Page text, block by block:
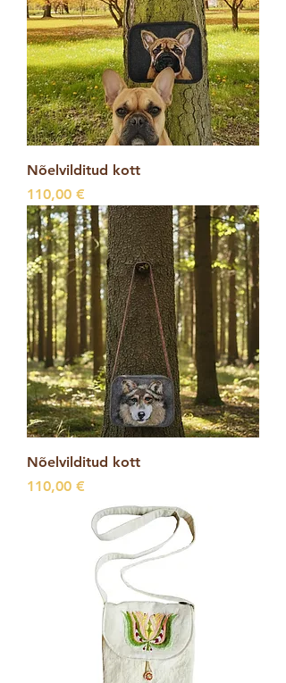
Nõelvilditud kott
Price
110,00 €
Nõelvilditud kott
Price
110,00 €